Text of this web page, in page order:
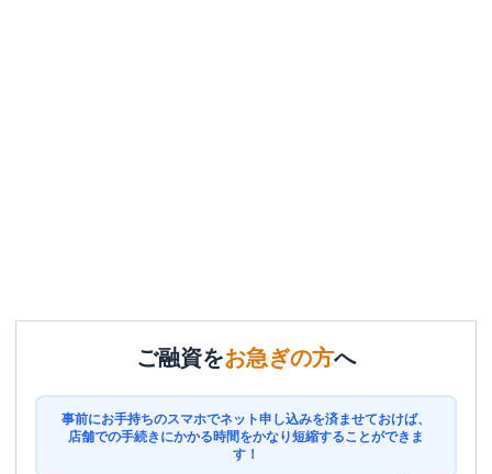
ご融資をお急ぎの方へ
事前にお手持ちのスマホでネット申し込みを済ませておけば、
店舗での手続きにかかる時間をかなり短縮することができま
す！